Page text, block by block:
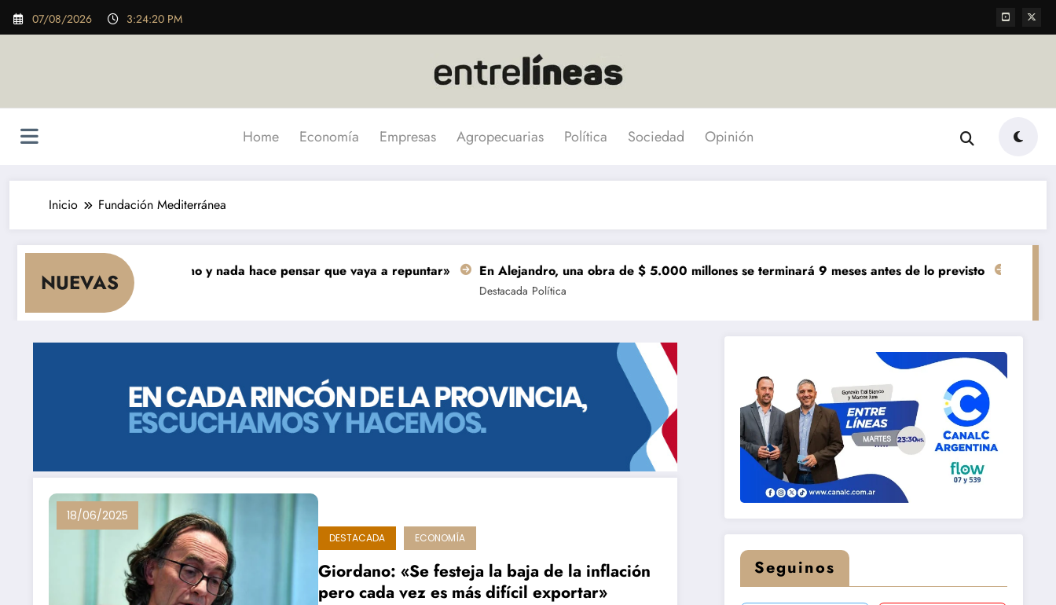
Saltar
07/08/2026 3:24:21 PM
Home Economía Empresas Agropecuarias Política Sociedad Opinión
Inicio Fundación Mediterránea
NUEVAS
que cae el consumo y nada hace pensar que vaya a repuntar» En Alejandro, una obra de $ 5.000 millones se terminará 9 meses antes de lo previsto
Política
«El mundo
18/06/2025
DESTACADA ECONOMÍA
Giordano: «Se festeja la baja de la inflación
pero cada vez es más difícil exportar»
Seguinos